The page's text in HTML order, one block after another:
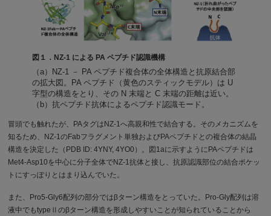
図１．NZ-1 による PA ペプチド認識機構
（a）NZ-1 － PA ペプチド複合体の全体構造と抗原結合部
の拡大図。PA ペプチド（黄色のスティックモデル）は U
字型の構造をとり、その N 末端と C 末端の距離は近い。
（b）抗ペプチド抗体によるペプチド認識モード。
冒頭でも触れたが、PAタグはNZ-1へ高親和性で結合する。そのメカニズムを
知るため、NZ-1のFabフラグメント単独およびPAペプチドとの複合体の結晶
構造を決定した（PDB ID: 4YNY, 4YO0）。図1aに示すようにPAペプチドは
Met4-Asp10を中心に分子全体でNZ-1抗体と接し、抗原認識部位の結合ポケッ
トにすっぽりとはまり込んでいた。
また、Pro5-Gly6配列の部分ではβターン構造をとっていた。Pro-Gly配列は溶
液中でもtypeⅡのβターン構造を形成しやすいことが知られていることから